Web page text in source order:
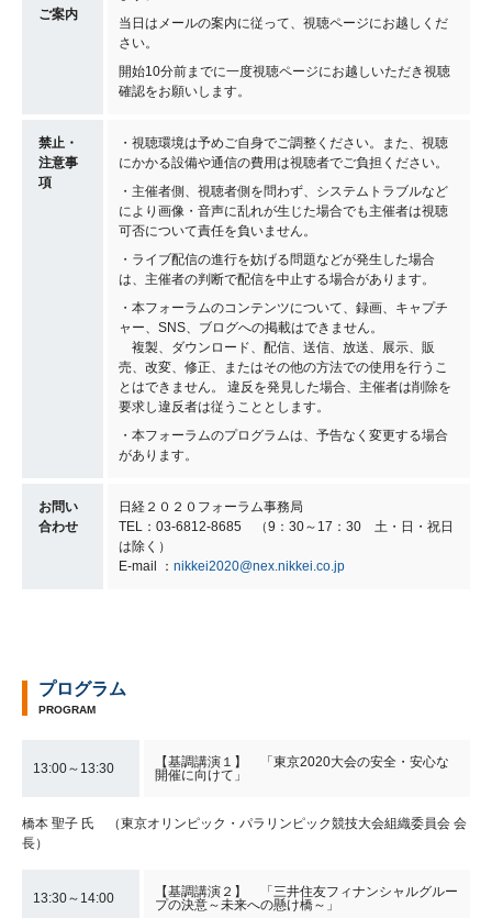
ご案内
当日はメールの案内に従って、視聴ページにお越しくだ
さい。
開始10分前までに一度視聴ページにお越しいただき視聴
確認をお願いします。
禁止・
注意事
項
・視聴環境は予めご自身でご調整ください。また、視聴
にかかる設備や通信の費用は視聴者でご負担ください。
・主催者側、視聴者側を問わず、システムトラブルなど
により画像・音声に乱れが生じた場合でも主催者は視聴
可否について責任を負いません。
・ライブ配信の進行を妨げる問題などが発生した場合
は、主催者の判断で配信を中止する場合があります。
・本フォーラムのコンテンツについて、録画、キャプチ
ャー、SNS、ブログへの掲載はできません。
複製、ダウンロード、配信、送信、放送、展示、販
売、改変、修正、またはその他の方法での使用を行うこ
とはできません。 違反を発見した場合、主催者は削除を
要求し違反者は従うこととします。
・本フォーラムのプログラムは、予告なく変更する場合
があります。
お問い
合わせ
日経２０２０フォーラム事務局
TEL：03-6812-8685 （9：30～17：30 土・日・祝日
は除く）
E-mail ： nikkei2020@nex.nikkei.co.jp
プログラム
PROGRAM
13:00～13:30
【基調講演１】 「東京2020大会の安全・安心な
開催に向けて」
橋本 聖子 氏 （東京オリンピック・パラリンピック競技大会組織委員会 会
長）
13:30～14:00
【基調講演２】 「三井住友フィナンシャルグルー
プの決意～未来への懸け橋～」